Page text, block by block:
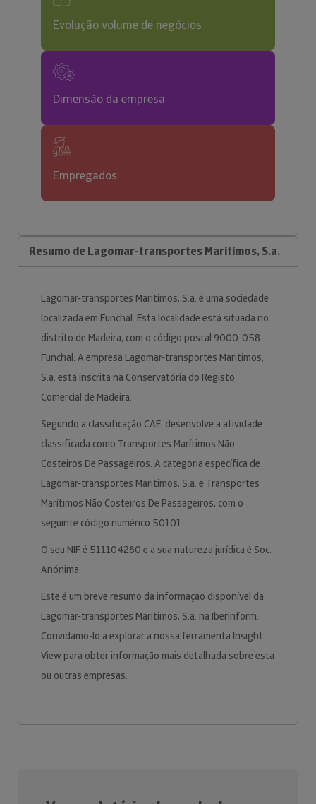
Evolução volume de negócios
Dimensão da empresa
Empregados
Resumo de Lagomar-transportes Maritimos, S.a.
Lagomar-transportes Maritimos, S.a. é uma sociedade
localizada em Funchal. Esta localidade está situada no
distrito de Madeira, com o código postal 9000-058 -
Funchal. A empresa Lagomar-transportes Maritimos,
S.a. está inscrita na Conservatória do Registo
Comercial de Madeira.
Segundo a classificação CAE, desenvolve a atividade
classificada como Transportes Marítimos Não
Costeiros De Passageiros. A categoria específica de
Lagomar-transportes Maritimos, S.a. é Transportes
Marítimos Não Costeiros De Passageiros, com o
seguinte código numérico 50101.
O seu NIF é 511104260 e a sua natureza jurídica é Soc.
Anónima.
Este é um breve resumo da informação disponível da
Lagomar-transportes Maritimos, S.a. na Iberinform.
Convidamo-lo a explorar a nossa ferramenta Insight
View para obter informação mais detalhada sobre esta
ou outras empresas.